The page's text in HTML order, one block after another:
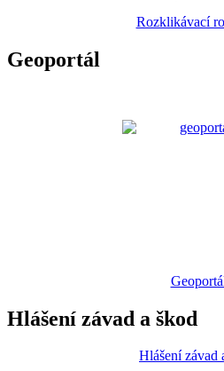
Rozklikávací
Geoportál
Hlášení závad a škod
Hlášení závad